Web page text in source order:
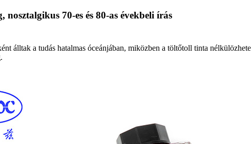
70-es és 80-as évekbeli írás
álltak a tudás hatalmas óceánjában, miközben a töltőtoll tinta